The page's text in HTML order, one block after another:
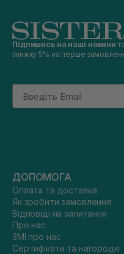
Підпишись на наші новини
знижку 5% на перше
Email
ДОПОМОГА
Оплата та доставка
Як зробити замовлення
Відповіді на запитання
Про нас
ЗМІ про нас
Сертифікати та нагороди